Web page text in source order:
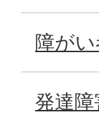
障が
発達